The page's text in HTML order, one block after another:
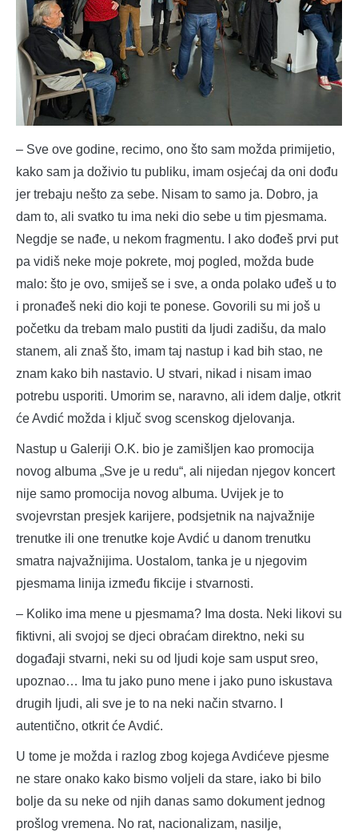
– Sve ove godine, recimo, ono što sam možda primijetio,
kako sam ja doživio tu publiku, imam osjećaj da oni dođu
jer trebaju nešto za sebe. Nisam to samo ja. Dobro, ja
dam to, ali svatko tu ima neki dio sebe u tim pjesmama.
Negdje se nađe, u nekom fragmentu. I ako dođeš prvi put
pa vidiš neke moje pokrete, moj pogled, možda bude
malo: što je ovo, smiješ se i sve, a onda polako uđeš u to
i pronađeš neki dio koji te ponese. Govorili su mi još u
početku da trebam malo pustiti da ljudi zadišu, da malo
stanem, ali znaš što, imam taj nastup i kad bih stao, ne
znam kako bih nastavio. U stvari, nikad i nisam imao
potrebu usporiti. Umorim se, naravno, ali idem dalje, otkrit
će Avdić možda i ključ svog scenskog djelovanja.
Nastup u Galeriji O.K. bio je zamišljen kao promocija
novog albuma „Sve je u redu“, ali nijedan njegov koncert
nije samo promocija novog albuma. Uvijek je to
svojevrstan presjek karijere, podsjetnik na najvažnije
trenutke ili one trenutke koje Avdić u danom trenutku
smatra najvažnijima. Uostalom, tanka je u njegovim
pjesmama linija između fikcije i stvarnosti.
– Koliko ima mene u pjesmama? Ima dosta. Neki likovi su
fiktivni, ali svojoj se djeci obraćam direktno, neki su
događaji stvarni, neki su od ljudi koje sam usput sreo,
upoznao… Ima tu jako puno mene i jako puno iskustava
drugih ljudi, ali sve je to na neki način stvarno. I
autentično, otkrit će Avdić.
U tome je možda i razlog zbog kojega Avdićeve pjesme
ne stare onako kako bismo voljeli da stare, iako bi bilo
bolje da su neke od njih danas samo dokument jednog
prošlog vremena. No rat, nacionalizam, nasilje,